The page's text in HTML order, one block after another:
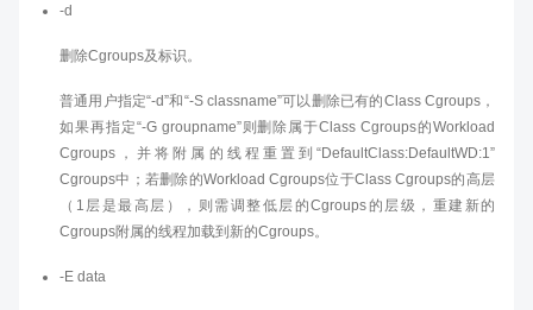
-d
删除Cgroups及标识。
普通用户指定“-d”和“-S classname”可以删除已有的Class Cgroups，
如果再指定“-G groupname”则删除属于Class Cgroups的Workload
Cgroups，并将附属的线程重置到“DefaultClass:DefaultWD:1”
Cgroups中；若删除的Workload Cgroups位于Class Cgroups的高层
（1层是最高层），则需调整低层的Cgroups的层级，重建新的
Cgroups附属的线程加载到新的Cgroups。
-E data